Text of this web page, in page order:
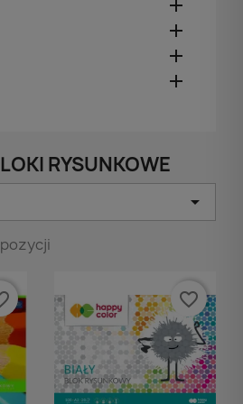




RYSUNKOWE

favorite_border